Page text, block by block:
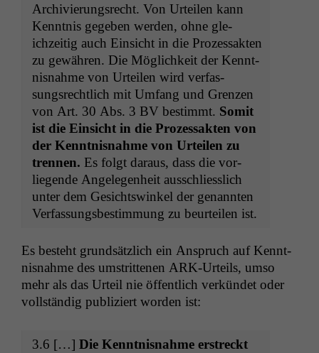
Archivierungsrecht. Von Urteilen kann
Ken­nt­nis gegeben wer­den, ohne gle­
ichzeit­ig auch Ein­sicht in die Prozes­sak­ten
zu gewähren. Die Möglichkeit der Ken­nt­
nis­nahme von Urteilen wird ver­fas­
sungsrechtlich mit Umfang und Gren­zen
von Art. 30 Abs. 3 BV bes­timmt. Somit
ist die Ein­sicht in die Prozes­sak­ten von
der Ken­nt­nis­nahme von Urteilen zu
tren­nen. Es fol­gt daraus, dass die vor­
liegende Angele­gen­heit auss­chliesslich
unter dem Gesichtswinkel der genan­nten
Ver­fas­sungs­bes­tim­mung zu beurteilen ist.
Es beste­ht grund­sät­zlich ein Anspruch auf Ken­nt­
nis­nahme des umstrit­te­nen ARK-Urteils, umso
mehr als das Urteil nie öffentlich verkün­det oder
voll­ständig pub­liziert wor­den ist:
3.6 […] Die Ken­nt­nis­nahme erstreckt